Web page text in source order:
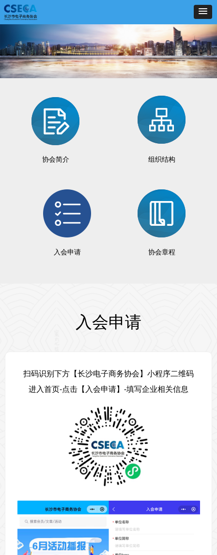
入会申请
扫码识别下方【长沙电子商务协会】小程序二维码
进入首页-点击【入会申请】-填写企业相关信息
协会简介 组织结构
入会申请 协会章程